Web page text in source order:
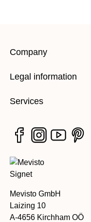
Company
Legal information
Services
Mevisto GmbH
Laizing 10
A-4656 Kirchham OÖ